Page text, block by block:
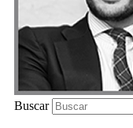
Buscar